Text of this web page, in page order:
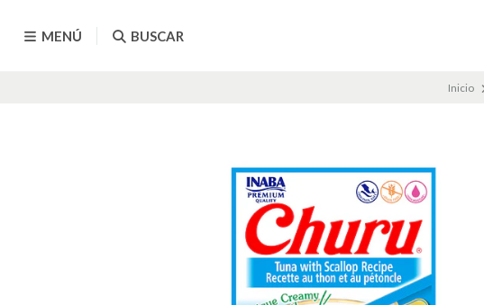
MENÚ BUSCAR
Inicio